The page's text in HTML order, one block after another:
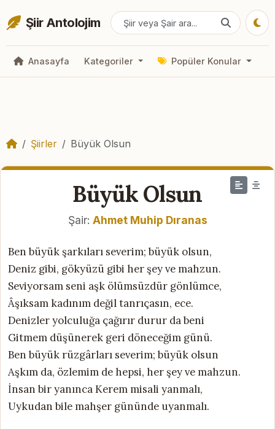
Şiir Antolojim
Anasayfa Kategoriler Popüler Konular
Şiirler Büyük Olsun
Büyük Olsun
Şair: Ahmet Muhip Dıranas
Ben büyük şarkıları severim; büyük olsun,
Deniz gibi, gökyüzü gibi her şey ve mahzun.
Seviyorsam seni aşk ölümsüzdür gönlümce,
Âşıksam kadınım değil tanrıçasın, ece.
Denizler yolculuğa çağırır durur da beni
Gitmem düşünerek geri döneceğim günü.
Ben büyük rüzgârları severim; büyük olsun
Aşkım da, özlemim de hepsi, her şey ve mahzun.
İnsan bir yanınca Kerem misali yanmalı,
Uykudan bile mahşer gününde uyanmalı.